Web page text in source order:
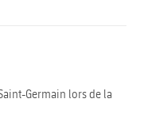
Germain lors de la